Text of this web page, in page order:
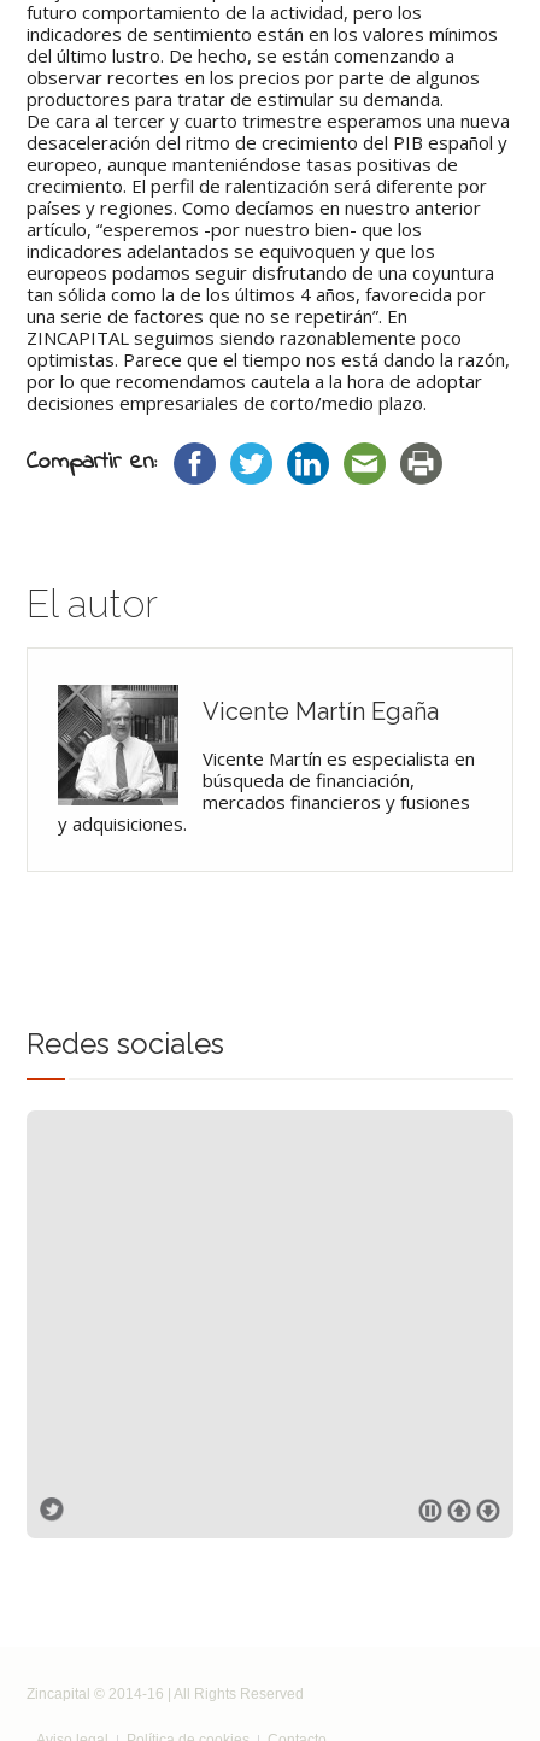
futuro comportamiento de la actividad, pero los
indicadores de sentimiento están en los valores mínimos
del último lustro. De hecho, se están comenzando a
observar recortes en los precios por parte de algunos
productores para tratar de estimular su demanda.
De cara al tercer y cuarto trimestre esperamos una nueva
desaceleración del ritmo de crecimiento del PIB español y
europeo, aunque manteniéndose tasas positivas de
crecimiento. El perfil de ralentización será diferente por
países y regiones. Como decíamos en nuestro anterior
artículo, “esperemos -por nuestro bien- que los
indicadores adelantados se equivoquen y que los
europeos podamos seguir disfrutando de una coyuntura
tan sólida como la de los últimos 4 años, favorecida por
una serie de factores que no se repetirán”. En
ZINCAPITAL seguimos siendo razonablemente poco
optimistas. Parece que el tiempo nos está dando la razón,
por lo que recomendamos cautela a la hora de adoptar
decisiones empresariales de corto/medio plazo.
Compartir en:
El autor
Vicente Martín Egaña
Vicente Martín es especialista en
búsqueda de financiación,
mercados financieros y fusiones
y adquisiciones.
Redes sociales
Zincapital © 2014-16 | All Rights Reserved